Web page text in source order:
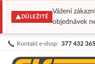
DŮLEŽITÉ
Vážení
objednávek
Kontakt e-shop: 377 432 365
Přejít
obsah